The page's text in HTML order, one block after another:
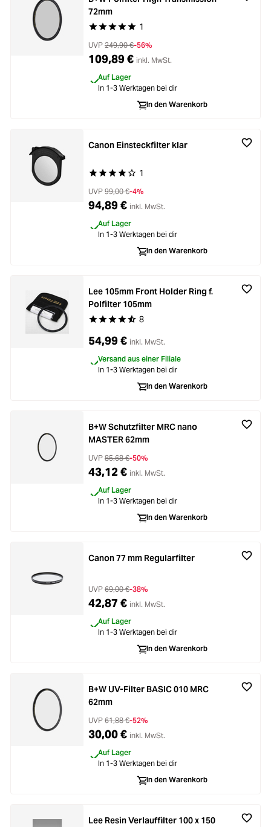
Durchschnittliche Bewertung von 5 von 5
1
72mm
UVP 249,90 €-56%
109,89 € inkl. MwSt.
Auf Lager
In 1-3 Werktagen bei dir
In den Warenkorb
Durchschnittliche Bewertung von 4 von 5
1
Canon Einsteckfilter klar
UVP 99,00 €-4%
94,89 € inkl. MwSt.
Auf Lager
In 1-3 Werktagen bei dir
In den Warenkorb
Durchschnittliche Bewertung von 4.5 von 5
8
Lee 105mm Front Holder Ring f.
Polfilter 105mm
54,99 € inkl. MwSt.
Versand aus einer Filiale
In 1-3 Werktagen bei dir
In den Warenkorb
B+W Schutzfilter MRC nano
MASTER 62mm
UVP 85,68 €-50%
43,12 € inkl. MwSt.
Auf Lager
In 1-3 Werktagen bei dir
In den Warenkorb
Canon 77 mm Regularfilter
UVP 69,00 €-38%
42,87 € inkl. MwSt.
Auf Lager
In 1-3 Werktagen bei dir
In den Warenkorb
B+W UV-Filter BASIC 010 MRC
62mm
UVP 61,88 €-52%
30,00 € inkl. MwSt.
Auf Lager
In 1-3 Werktagen bei dir
In den Warenkorb
Lee Resin Verlauffilter 100 x 150